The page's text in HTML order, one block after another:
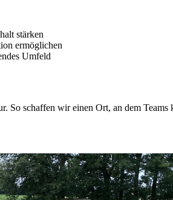
stärken
ermöglichen
Umfeld
schaffen wir einen Ort, an dem